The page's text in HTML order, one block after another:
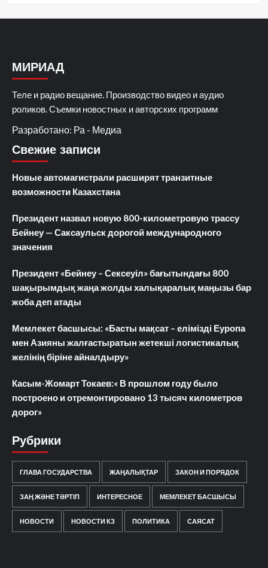
МИРИАД
Теле и радио вещание. Производство видео и аудио
роликов. Съемки новостных и авторских программ
Разработано: Ра - Медиа
Свежие записи
Новые автомагистрали расширят транзитные
возможности Казахстана
Президент назвал новую 800-километровую трассу
Бейнеу — Саксаульск дорогой международного
значения
Президент «Бейнеу – Сексеуіл» бағытындағы 800
шақырымдық жаңа жолды халықаралық маңызы бар
жоба деп атады
Мемлекет басшысы: «Басты мақсат – елімізді Еуропа
мен Азияны жалғастыратын жетекші логистикалық
желінің біріне айналдыру»
Касым-Жомарт Токаев:« В прошлом году было
построено и отремонтировано 13 тысяч километров
дорог»
Рубрики
ГЛАВА ГОСУДАРСТВА ЖАҢАЛЫҚТАР ЗАКОН И ПОРЯДОК
ЗАҢ ЖӘНЕ ТӘРТІП ИНТЕРЕСНОЕ МЕМЛЕКЕТ БАСШЫСЫ
НОВОСТИ НОВОСТИ КЗ ПОЛИТИКА САЯСАТ